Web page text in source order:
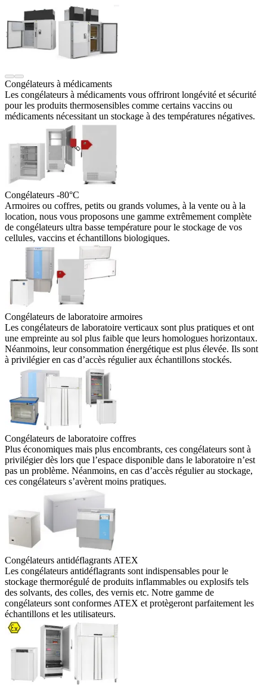
Congélateurs à médicaments
Les congélateurs à médicaments vous offriront longévité et sécurité
pour les produits thermosensibles comme certains vaccins ou
médicaments nécessitant un stockage à des températures négatives.
Congélateurs -80°C
Armoires ou coffres, petits ou grands volumes, à la vente ou à la
location, nous vous proposons une gamme extrêmement complète
de congélateurs ultra basse température pour le stockage de vos
cellules, vaccins et échantillons biologiques.
Congélateurs de laboratoire armoires
Les congélateurs de laboratoire verticaux sont plus pratiques et ont
une empreinte au sol plus faible que leurs homologues horizontaux.
Néanmoins, leur consommation énergétique est plus élevée. Ils sont
à privilégier en cas d’accès régulier aux échantillons stockés.
Congélateurs de laboratoire coffres
Plus économiques mais plus encombrants, ces congélateurs sont à
privilégier dès lors que l’espace disponible dans le laboratoire n’est
pas un problème. Néanmoins, en cas d’accès régulier au stockage,
ces congélateurs s’avèrent moins pratiques.
Congélateurs antidéflagrants ATEX
Les congélateurs antidéflagrants sont indispensables pour le
stockage thermorégulé de produits inflammables ou explosifs tels
des solvants, des colles, des vernis etc. Notre gamme de
congélateurs sont conformes ATEX et protègeront parfaitement les
échantillons et les utilisateurs.